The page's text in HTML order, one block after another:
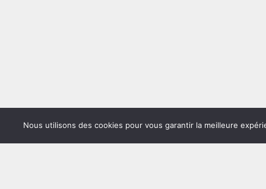
Nous utilisons des cookies pour vous garantir la meilleure